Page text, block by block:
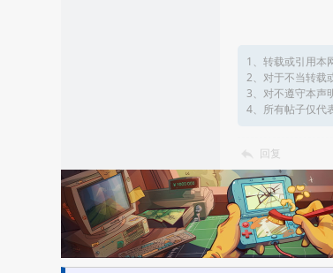
1、转载或引用本
2、对于不当转载
3、对不遵守本声
4、所有帖子仅代
回复